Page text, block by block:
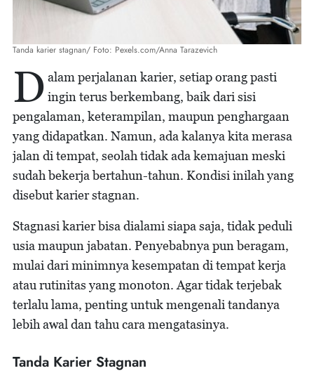
Tanda karier stagnan/ Foto: Pexels.com/Anna Tarazevich
D alam perjalanan karier, setiap orang pasti
ingin terus berkembang, baik dari sisi
pengalaman, keterampilan, maupun penghargaan
yang didapatkan. Namun, ada kalanya kita merasa
jalan di tempat, seolah tidak ada kemajuan meski
sudah bekerja bertahun-tahun. Kondisi inilah yang
disebut karier stagnan.
Stagnasi karier bisa dialami siapa saja, tidak peduli
usia maupun jabatan. Penyebabnya pun beragam,
mulai dari minimnya kesempatan di tempat kerja
atau rutinitas yang monoton. Agar tidak terjebak
terlalu lama, penting untuk mengenali tandanya
lebih awal dan tahu cara mengatasinya.
Tanda Karier Stagnan